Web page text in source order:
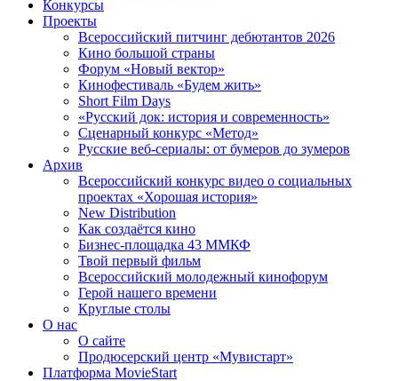
Конкурсы
Проекты
Всероссийский питчинг дебютантов 2026
Кино большой страны
Форум «Новый вектор»
Кинофестиваль «Будем жить»
Short Film Days
«Русский док: история и современность»
Сценарный конкурс «Метод»
Русские веб-сериалы: от бумеров до зумеров
Архив
Всероссийский конкурс видео о социальных
проектах «Хорошая история»
New Distribution
Как создаётся кино
Бизнес-площадка 43 ММКФ
Твой первый фильм
Всероссийский молодежный кинофорум
Герой нашего времени
Круглые столы
О нас
О сайте
Продюсерский центр «Мувистарт»
Платформа MovieStart